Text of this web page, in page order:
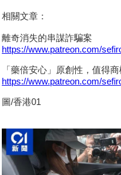
相關文章：
離奇消失的串謀詐騙案
https://www.patreon.com/
「藥倍安心」原創性，值得商
https://www.patreon.com/
圖/香港01